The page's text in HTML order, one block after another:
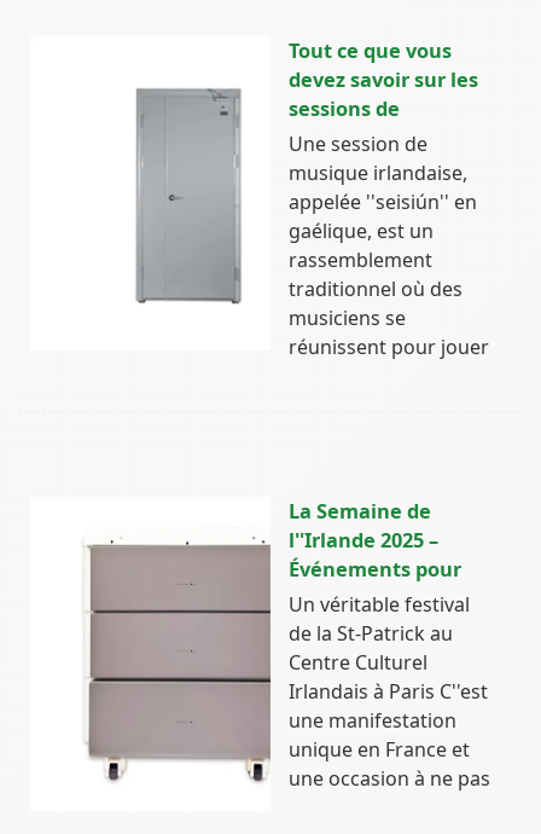
Tout ce que vous
devez savoir sur les
sessions de
Une session de
musique irlandaise,
appelée ''seisiún'' en
gaélique, est un
rassemblement
traditionnel où des
musiciens se
réunissent pour jouer
La Semaine de
l''Irlande 2025 –
Événements pour
Un véritable festival
de la St-Patrick au
Centre Culturel
Irlandais à Paris C''est
une manifestation
unique en France et
une occasion à ne pas